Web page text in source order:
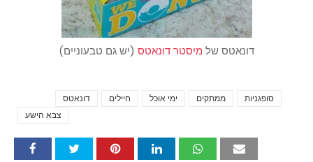
דונאטס של מיסטר דונאטס (יש גם טבעוניים)
דונאטס חיילים ימי אוכל ממתקים
סופגניות
צבא הישע